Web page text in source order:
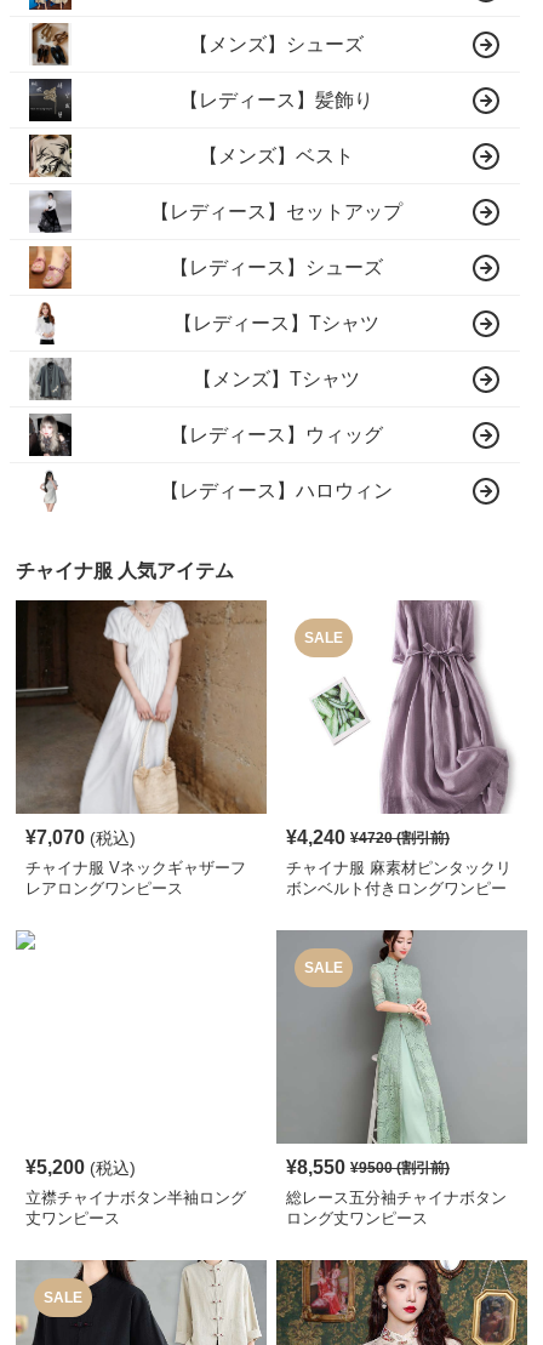
【メンズ】シューズ
【レディース】髪飾り
【メンズ】ベスト
【レディース】セットアップ
【レディース】シューズ
【レディース】Tシャツ
【メンズ】Tシャツ
【レディース】ウィッグ
【レディース】ハロウィン
チャイナ服 人気アイテム
¥7,070 (税込)
チャイナ服 Vネックギャザーフ
レアロングワンピース
SALE
¥4,240 ¥4720(割引前)
チャイナ服 麻素材ピンタックリ
ボンベルト付きロングワンピー
¥5,200 (税込)
立襟チャイナボタン半袖ロング
丈ワンピース
SALE
¥8,550 ¥9500(割引前)
総レース五分袖チャイナボタン
ロング丈ワンピース
SALE